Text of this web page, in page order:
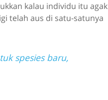
kalau individu itu agak
telah aus di satu-satunya
spesies baru,